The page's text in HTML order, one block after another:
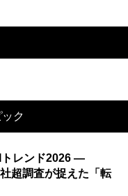
ク
レンド2026 ―
超調査が捉えた「転